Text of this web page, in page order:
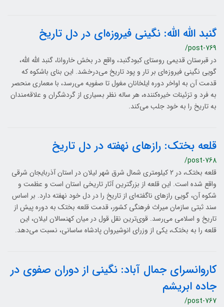
گنبد الله الله: نگینی فیروزه‌ای در دل تاریخ
/post-769
در قبرستان قدیمی روستای کبودگنبد، واقع در بخش خاروانا، گنبد الله الله،
گویی نگینی فیروزه‌ای بر تار و پود تاریخ می‌درخشد. این بنای باشکوه که
قدمت آن به اواخر دوره ایلخانان مغول تا صفویه می‌رسد، با معماری منحصر
به فرد و تزئینات خیره‌کننده، هر ساله نظر بسیاری از گردشگران و علاقه‌مندان
به تاریخ را به خود جلب می‌کند.
قلعه بختک: رازهای نهفته در دل تاریخ
/post-768
قلعه بختک، در 2 کیلومتری شمال شرق شهر لیلان در استان آذربایجان شرقی
واقع شده است. این قلعه از بزرگترین آثار تاریخی استان است و عظمت و
شکوه آن، گویی رازهای ناگفته‌ای از تاریخ را در دل خود نهفته دارد. بر اساس
سند ثبتی سازمان میراث فرهنگی کشور، قدمت قلعه بختک به دوره پیش از
تاریخ و اسلامی می‌رسد. قوی‌ترین نقل قول در میان کهنسالان لیلان، این
قلعه را به بختک، یکی از وزرای انوشیروان پادشاه ساسانی، نسبت می‌دهد.
کاروانسرای جمال آباد: نگینی از دوران صفوی در
جاده ابریشم
/post-767